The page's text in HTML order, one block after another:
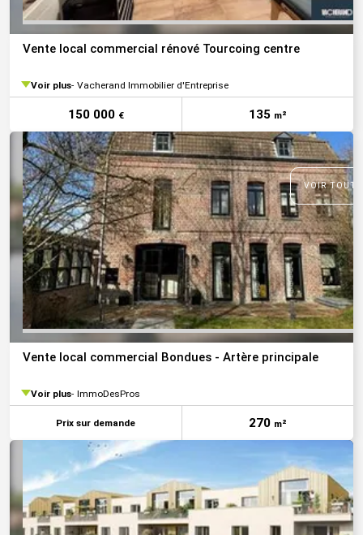
Vente local commercial rénové Tourcoing centre
Voir plus Vacherand Immobilier d'Entreprise
150 000 € 135 m²
VOIR
Vente local commercial Bondues - Artère principale
Voir plus ImmoDesPros
Prix sur demande 270 m²